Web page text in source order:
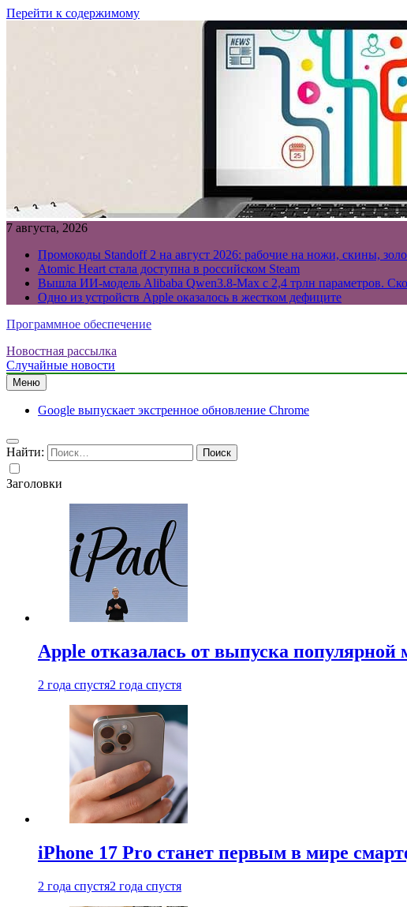
Перейти к содержимому
7 августа, 2026
Промокоды Standoff 2 на август 2026: рабочие на ножи, скины,
Atomic Heart стала доступна в российском Steam
Вышла ИИ-модель Alibaba Qwen3.8-Max с 2,4 трлн параметров.
Одно из устройств Apple оказалось в жестком дефиците
Программное обеспечение
Новостная рассылка
Случайные новости
Меню
Google выпускает экстренное обновление Chrome
Найти:
Заголовки
Apple отказалась от выпуска популярной
2 года спустя2 года спустя
iPhone 17 Pro станет первым в мире
2 года спустя2 года спустя